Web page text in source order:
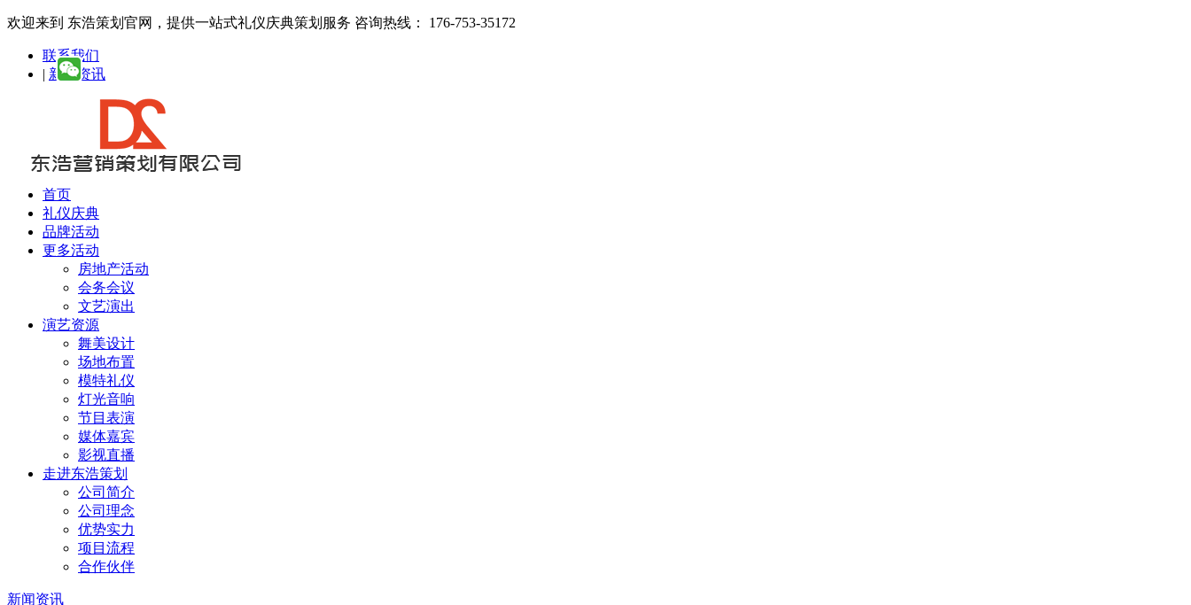
欢迎来到 东浩策划官网，提供一站式礼仪庆典策划服务 咨询热线： 176-753-35172
联系我们
| 新闻资讯
首页
礼仪庆典
品牌活动
更多活动
房地产活动
会务会议
文艺演出
演艺资源
舞美设计
场地布置
模特礼仪
灯光音响
节目表演
媒体嘉宾
影视直播
走进东浩策划
公司简介
公司理念
优势实力
项目流程
合作伙伴
新闻资讯